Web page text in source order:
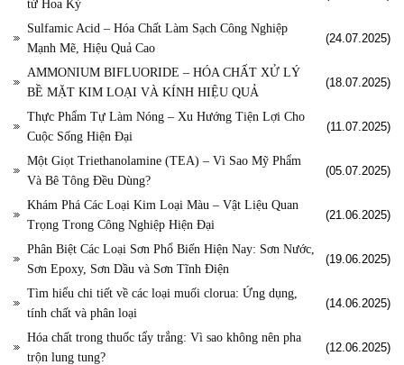
từ Hoa Kỳ
Sulfamic Acid – Hóa Chất Làm Sạch Công Nghiệp
Mạnh Mẽ, Hiệu Quả Cao
(24.07.2025)
AMMONIUM BIFLUORIDE – HÓA CHẤT XỬ LÝ
BỀ MẶT KIM LOẠI VÀ KÍNH HIỆU QUẢ
(18.07.2025)
Thực Phẩm Tự Làm Nóng – Xu Hướng Tiện Lợi Cho
Cuộc Sống Hiện Đại
(11.07.2025)
Một Giọt Triethanolamine (TEA) – Vì Sao Mỹ Phẩm
Và Bê Tông Đều Dùng?
(05.07.2025)
Khám Phá Các Loại Kim Loại Màu – Vật Liệu Quan
Trọng Trong Công Nghiệp Hiện Đại
(21.06.2025)
Phân Biệt Các Loại Sơn Phổ Biến Hiện Nay: Sơn Nước,
Sơn Epoxy, Sơn Dầu và Sơn Tĩnh Điện
(19.06.2025)
Tìm hiểu chi tiết về các loại muối clorua: Ứng dụng,
tính chất và phân loại
(14.06.2025)
Hóa chất trong thuốc tẩy trắng: Vì sao không nên pha
trộn lung tung?
(12.06.2025)